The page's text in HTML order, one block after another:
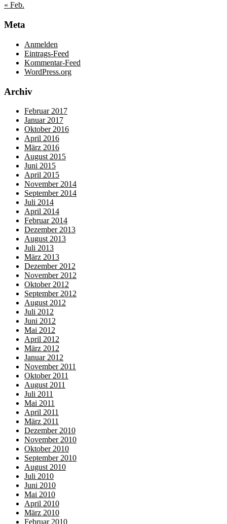
« Feb.
Meta
Anmelden
Eintrags-Feed
Kommentar-Feed
WordPress.org
Archiv
Februar 2017
Januar 2017
Oktober 2016
April 2016
März 2016
August 2015
Juni 2015
April 2015
November 2014
September 2014
Juli 2014
April 2014
Februar 2014
Dezember 2013
August 2013
Juli 2013
März 2013
Dezember 2012
November 2012
Oktober 2012
September 2012
August 2012
Juli 2012
Juni 2012
Mai 2012
April 2012
März 2012
Januar 2012
November 2011
Oktober 2011
August 2011
Juli 2011
Mai 2011
April 2011
März 2011
Dezember 2010
November 2010
Oktober 2010
September 2010
August 2010
Juli 2010
Juni 2010
Mai 2010
April 2010
März 2010
Februar 2010